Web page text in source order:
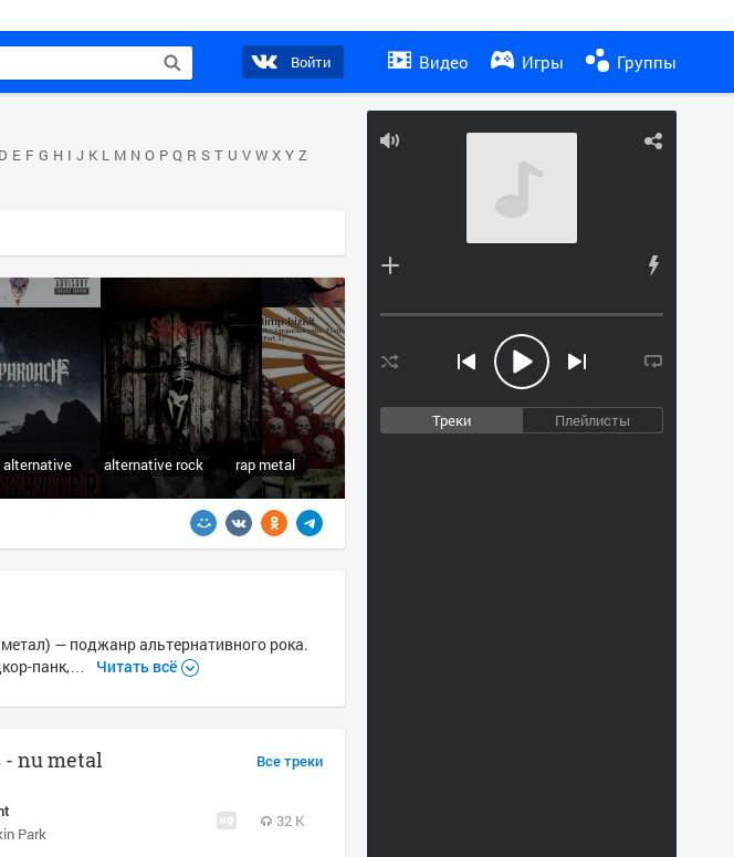
Войти Видео Игры Группы
Треки Плейлисты
D E F G H I J K L M N O P Q R S T U V W X Y Z
alternative alternative rock
rap metal
— поджанр альтернативного рока.
панк,…
Читать всё
Все треки
- nu metal
Park
32 K